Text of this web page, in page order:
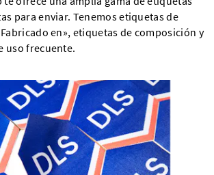
para enviar. Tenemos etiquetas de
en», etiquetas de composición y
uso frecuente.